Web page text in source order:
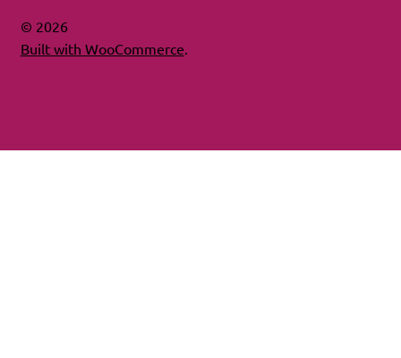
© 2026
Built with WooCommerce